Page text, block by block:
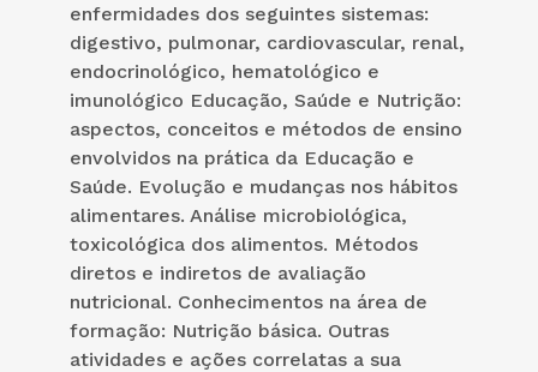
enfermidades dos seguintes sistemas:
digestivo, pulmonar, cardiovascular, renal,
endocrinológico, hematológico e
imunológico Educação, Saúde e Nutrição:
aspectos, conceitos e métodos de ensino
envolvidos na prática da Educação e
Saúde. Evolução e mudanças nos hábitos
alimentares. Análise microbiológica,
toxicológica dos alimentos. Métodos
diretos e indiretos de avaliação
nutricional. Conhecimentos na área de
formação: Nutrição básica. Outras
atividades e ações correlatas a sua